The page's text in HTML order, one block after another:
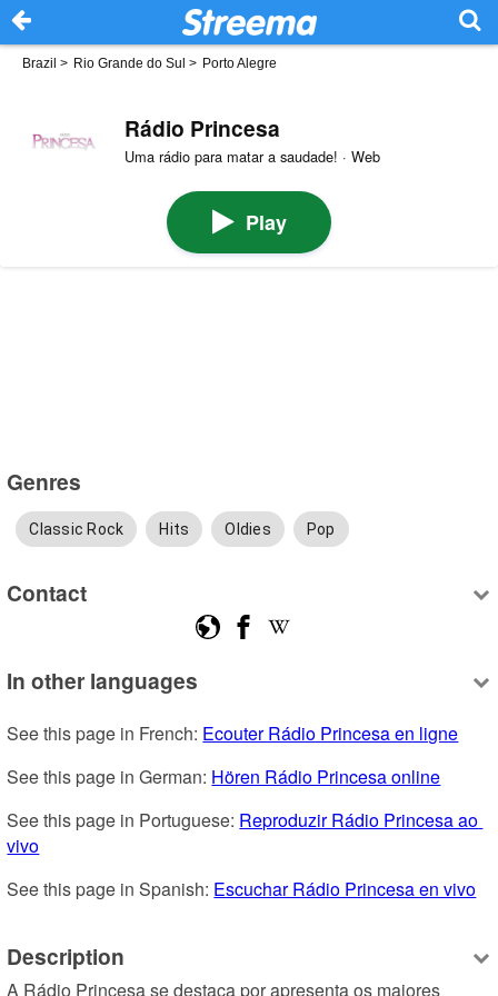
Brazil > Rio Grande do Sul > Porto Alegre
Rádio Princesa
Uma rádio para matar a saudade! · Web
Play
Genres
Classic Rock Hits Oldies Pop
Contact
In other languages
See this page in French: Ecouter Rádio Princesa en ligne
See this page in German: Hören Rádio Princesa online
See this page in Portuguese: Reproduzir Rádio Princesa ao
vivo
See this page in Spanish: Escuchar Rádio Princesa en vivo
Description
A Rádio Princesa se destaca por apresenta os maiores